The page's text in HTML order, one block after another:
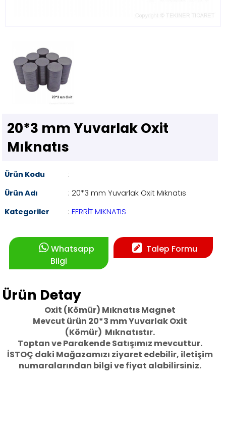
20*3 mm Yuvarlak Oxit
Mıknatıs
Ürün Kodu
:
Ürün Adı
: 20*3 mm Yuvarlak Oxit Mıknatıs
Kategoriler
: FERRİT MIKNATIS
Talep Formu
Whatsapp
Bilgi
Ürün Detay
Oxit (Kömür) Mıknatıs Magnet
Mevcut ürün 20*3 mm Yuvarlak Oxit
(Kömür) Mıknatıstır.
Toptan ve Parakende Satışımız mevcuttur.
İSTOÇ daki Mağazamızı ziyaret edebilir, iletişim
numaralarından bilgi ve fiyat alabilirsiniz.